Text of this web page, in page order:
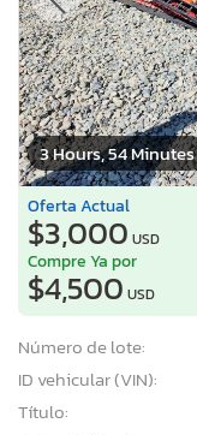
3 Hours, 54 Minutes
Oferta Actual
$3,000 USD
Compre Ya por
$4,500 USD
Número de lote:
ID vehicular (VIN):
Título: